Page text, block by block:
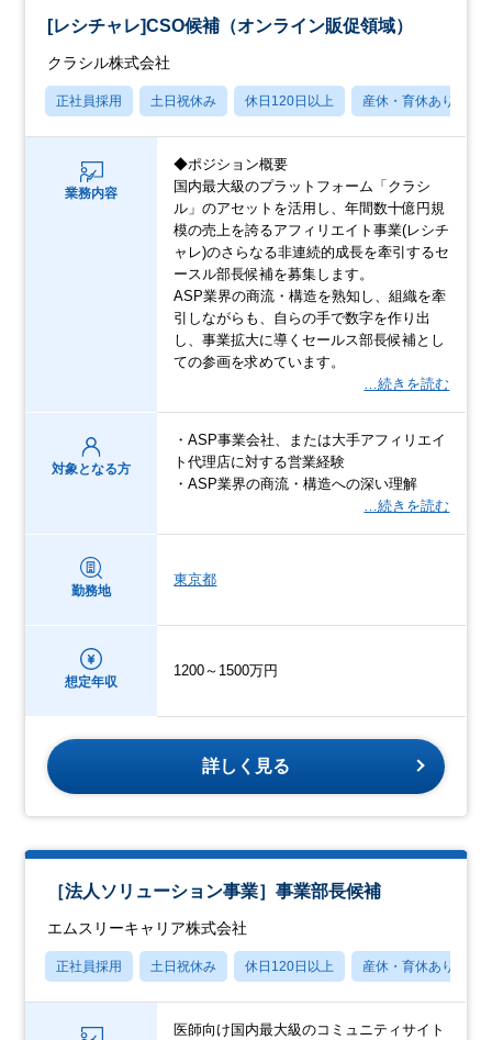
[レシチャレ]CSO候補（オンライン販促領域）
クラシル株式会社
正社員採用 土日祝休み 休日120日以上 産休・育休あり
業務内容
◆ポジション概要
国内最大級のプラットフォーム「クラシ
ル」のアセットを活用し、年間数十億円規
模の売上を誇るアフィリエイト事業(レシチ
ャレ)のさらなる非連続的成長を牽引するセ
ースル部長候補を募集します。
ASP業界の商流・構造を熟知し、組織を牽
引しながらも、自らの手で数字を作り出
し、事業拡大に導くセールス部長候補とし
ての参画を求めています。
…続きを読む
対象となる方
・ASP事業会社、または大手アフィリエイ
ト代理店に対する営業経験
・ASP業界の商流・構造への深い理解
…続きを読む
勤務地
東京都
想定年収
1200～1500万円
詳しく見る
［法人ソリューション事業］事業部長候補
エムスリーキャリア株式会社
正社員採用 土日祝休み 休日120日以上 産休・育休あり
医師向け国内最大級のコミュニティサイト